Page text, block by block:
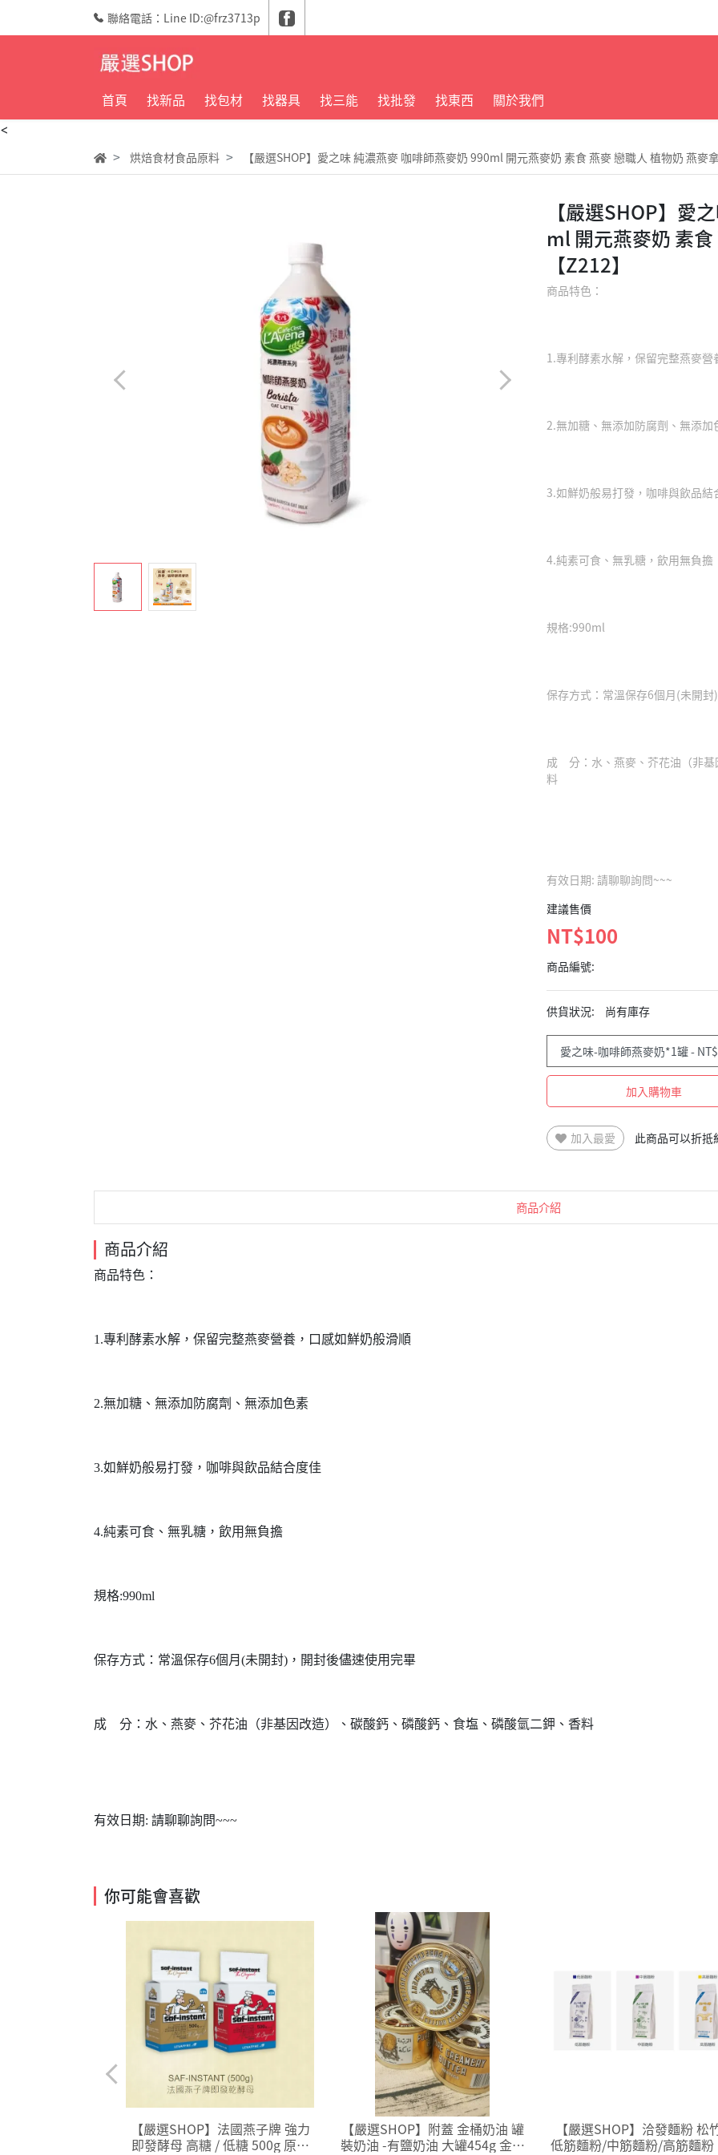
<
聯絡電話：Line ID:@frz3713p
首頁 找新品 找包材 找器具 找三能 找批發 找東西 關於我們
烘焙食材食品原料 【嚴選SHOP】愛之味 純濃燕麥 咖啡師燕麥奶 990ml 開元燕麥奶 素食 燕麥 戀職人 植物奶 燕麥
【嚴選SHOP】愛
ml 開元燕麥奶 素
【Z212】
商品特色：
1.專利酵素水解，保留完整燕麥
2.無加糖、無添加防腐劑、無添加
3.如鮮奶般易打發，咖啡與飲品結
4.純素可食、無乳糖，飲用無負擔
規格:990ml
保存方式：常溫保存6個月(未開
成 分：水、燕麥、芥花油（非基
料
有效日期: 請聊聊詢問~~~
建議售價
NT$100
商品編號:
供貨狀況: 尚有庫存
加入購物車
加入最愛 此商品可以折抵
商品介紹
商品介紹
商品特色：
1.專利酵素水解，保留完整燕麥營養，口感如鮮奶般滑順
2.無加糖、無添加防腐劑、無添加色素
3.如鮮奶般易打發，咖啡與飲品結合度佳
4.純素可食、無乳糖，飲用無負擔
規格:990ml
保存方式：常溫保存6個月(未開封)，開封後儘速使用完畢
成 分：水、燕麥、芥花油（非基因改造）、碳酸鈣、磷酸鈣、食塩、磷酸氫二鉀、香料
有效日期: 請聊聊詢問~~~
你可能會喜歡
【嚴選SHOP】法國燕子牌 強力
即發酵母 高糖 / 低糖 500g 原廠
【嚴選SHOP】附蓋 金桶奶油 罐
裝奶油 -有鹽奶油 大罐454g 金桶
【嚴選SHOP】洽發麵粉 松
低筋麵粉/中筋麵粉/高筋麵粉